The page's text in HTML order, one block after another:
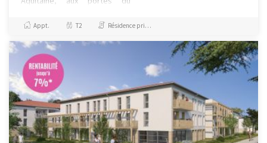
par son alliance rare entre d...
Appt. T2 Résidence principale / PTZ